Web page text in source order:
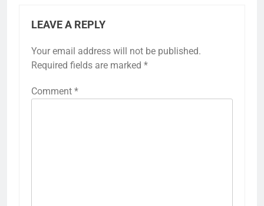
LEAVE A REPLY
Your email address will not be published.
Required fields are marked *
Comment *